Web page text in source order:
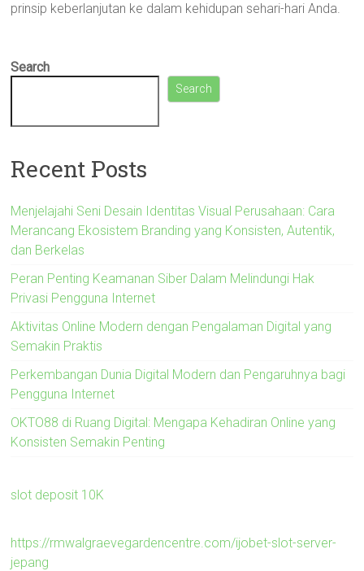
prinsip keberlanjutan ke dalam kehidupan sehari-hari Anda.
Search
Search
Recent Posts
Menjelajahi Seni Desain Identitas Visual Perusahaan: Cara
Merancang Ekosistem Branding yang Konsisten, Autentik,
dan Berkelas
Peran Penting Keamanan Siber Dalam Melindungi Hak
Privasi Pengguna Internet
Aktivitas Online Modern dengan Pengalaman Digital yang
Semakin Praktis
Perkembangan Dunia Digital Modern dan Pengaruhnya bagi
Pengguna Internet
OKTO88 di Ruang Digital: Mengapa Kehadiran Online yang
Konsisten Semakin Penting
slot deposit 10K
https://rmwalgraevegardencentre.com/ijobet-slot-server-
jepang